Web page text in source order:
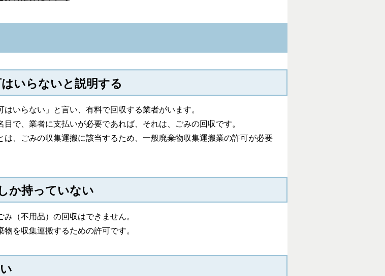
いらないと説明する
いらない」と言い、有料で回収する業者がいます。
で、業者に支払いが必要であれば、それは、ごみの回収です。
、ごみの収集運搬に該当するため、一般廃棄物収集運搬業の許可が必要
か持っていない
（不用品）の回収はできません。
を収集運搬するための許可です。